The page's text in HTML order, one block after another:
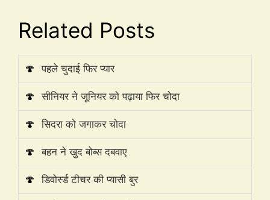
Related Posts
🍄 पहले चुदाई फिर प्यार
🍄 सीनियर ने जूनियर को पढ़ाया फिर चोदा
🍄 सिदरा को जगाकर चोदा
🍄 बहन ने खुद बोब्स दबवाए
🍄 डिवोर्स्ड टीचर की प्यासी बुर